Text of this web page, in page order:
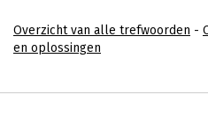
Overzicht van alle trefwoorden -
en oplossingen